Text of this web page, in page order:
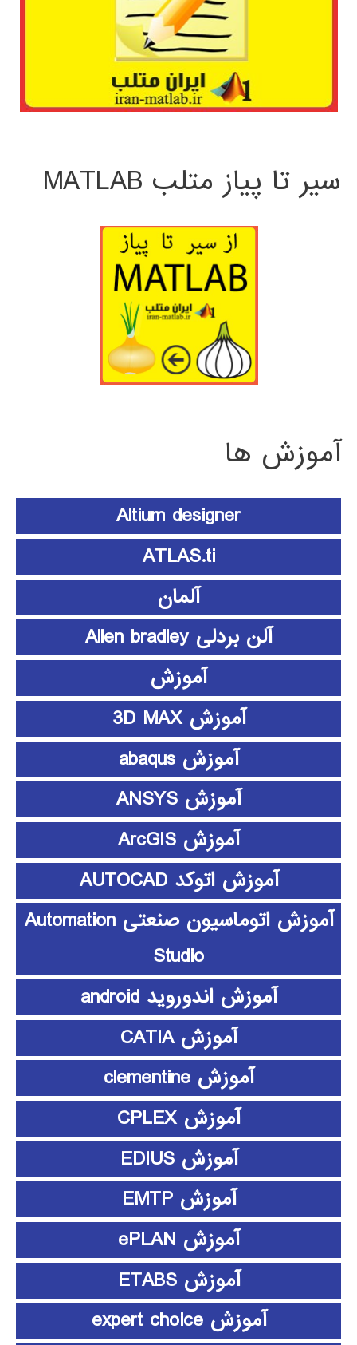
سیر تا پیاز متلب MATLAB
آموزش ها
Altium designer
ATLAS.ti
آلمان
آلن بردلی Allen bradley
آموزش
آموزش 3D MAX
آموزش abaqus
آموزش ANSYS
آموزش ArcGIS
آموزش اتوکد AUTOCAD
آموزش اتوماسیون صنعتی Automation
Studio
آموزش اندوروید android
آموزش CATIA
آموزش clementine
آموزش CPLEX
آموزش EDIUS
آموزش EMTP
آموزش ePLAN
آموزش ETABS
آموزش expert choice